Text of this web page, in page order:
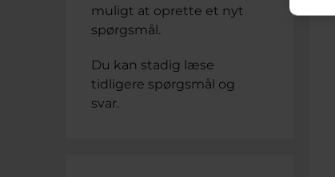
muligt at oprette et nyt
spørgsmål.
Du kan stadig læse
tidligere spørgsmål og
svar.